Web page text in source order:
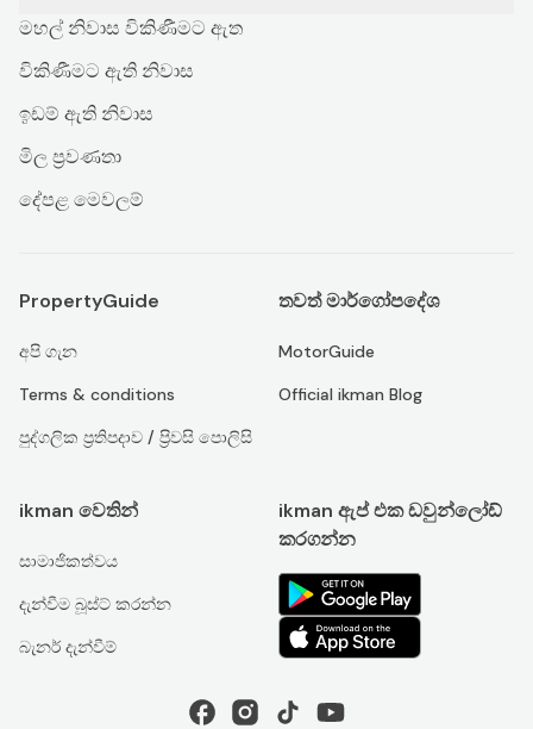
මහල් නිවාස විකිණීමට ඇත
විකිණීමට ඇති නිවාස
ඉඩම් ඇති නිවාස
මිල ප්‍රවණතා
දේපළ මෙවලම්
PropertyGuide
අපි ගැන
Terms & conditions
පුද්ගලික ප්‍රතිපදාව / ප්‍රිවසි පොලිසි
තවත් මාර්ගෝපදේශ
MotorGuide
Official ikman Blog
ikman වෙතින්
සාමාජිකත්වය
දැන්වීම බූස්ට් කරන්න
බැනර් දැන්වීම්
ikman ඇප් එක ඩවුන්ලෝඩ්
කරගන්න